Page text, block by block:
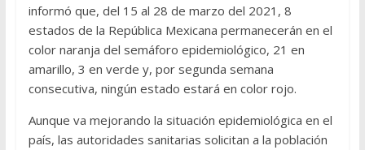
informó que, del 15 al 28 de marzo del 2021, 8
estados de la República Mexicana permanecerán en el
color naranja del semáforo epidemiológico, 21 en
amarillo, 3 en verde y, por segunda semana
consecutiva, ningún estado estará en color rojo.
Aunque va mejorando la situación epidemiológica en el
país, las autoridades sanitarias solicitan a la población